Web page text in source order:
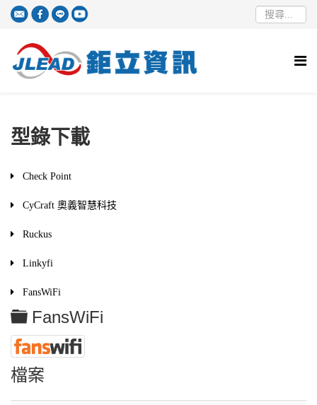
型錄下載
Check Point
CyCraft 奧義智慧科技
Ruckus
Linkyfi
FansWiFi
資
料
夾
FansWiFi
檔案